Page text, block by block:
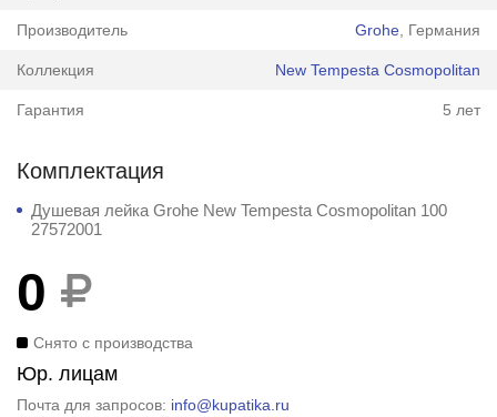
Производитель Grohe , Германия
Коллекция New Tempesta Cosmopolitan
Гарантия 5 лет
Комплектация
Душевая лейка Grohe New Tempesta Cosmopolitan 100
27572001
0
Снято с производства
Юр. лицам
Почта для запросов: info@kupatika.ru